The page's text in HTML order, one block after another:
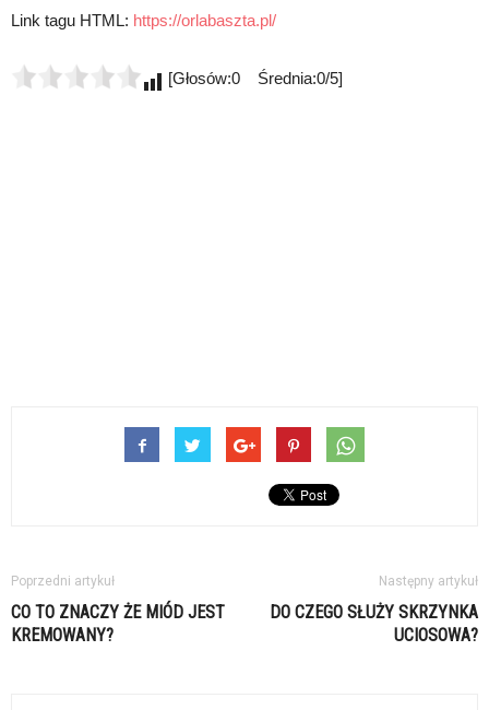
Link tagu HTML: https://orlabaszta.pl/
[Głosów:0 Średnia:0/5]
Poprzedni artykuł
CO TO ZNACZY ŻE MIÓD JEST
KREMOWANY?
Następny artykuł
DO CZEGO SŁUŻY SKRZYNKA
UCIOSOWA?